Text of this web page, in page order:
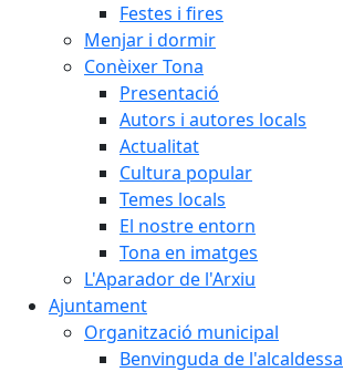
Festes i fires
Menjar i dormir
Conèixer Tona
Presentació
Autors i autores locals
Actualitat
Cultura popular
Temes locals
El nostre entorn
Tona en imatges
L'Aparador de l'Arxiu
Ajuntament
Organització municipal
Benvinguda de l'alcaldessa